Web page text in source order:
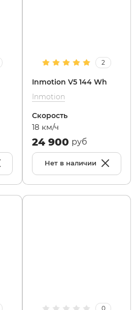
Tribe
Volteco
Wenbo
White
2
Inmotion V5 144 Wh
Inmotion
Скорость
18 км/ч
24 900 руб
Нет в наличии
0